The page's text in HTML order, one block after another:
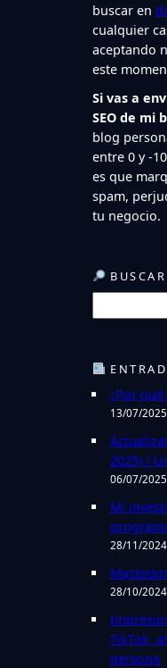
buscar en
cualquier
aceptando
este
Si vas a
SEO de mi
blog
entre 0 y -
es que
spam,
tu negocio.
BUSCAR
u
c
a
r
¿Por
13/07/2025
2025) /
06/07/2025
Mi
28/11/2024
28/10/2024
TikTok,
persona